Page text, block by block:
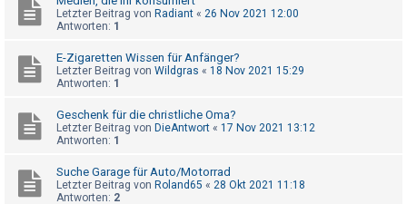
F
A
Letzter Beitrag von Radiant « 26 Nov 2021 12:00
Antworten: 1
E-Zigaretten Wissen für Anfänger?
Letzter Beitrag von Wildgras « 18 Nov 2021 15:29
Antworten: 1
Geschenk für die christliche Oma?
Letzter Beitrag von DieAntwort « 17 Nov 2021 13:12
Antworten: 1
Suche Garage für Auto/Motorrad
Letzter Beitrag von Roland65 « 28 Okt 2021 11:18
Antworten: 2